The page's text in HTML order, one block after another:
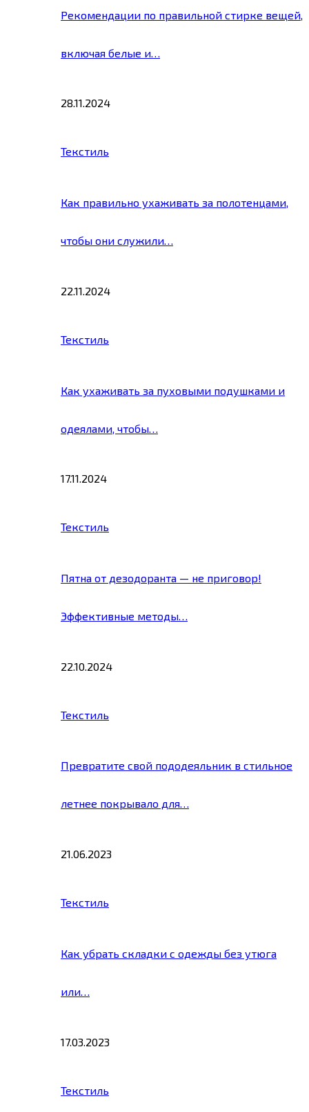
Рекомендации по правильной стирке вещей,
включая белые и…
28.11.2024
Текстиль
Как правильно ухаживать за полотенцами,
чтобы они служили…
22.11.2024
Текстиль
Как ухаживать за пуховыми подушками и
одеялами, чтобы…
17.11.2024
Текстиль
Пятна от дезодоранта — не приговор!
Эффективные методы…
22.10.2024
Текстиль
Превратите свой пододеяльник в стильное
летнее покрывало для…
21.06.2023
Текстиль
Как убрать складки с одежды без утюга
или…
17.03.2023
Текстиль